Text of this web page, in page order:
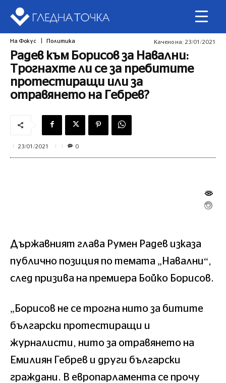
На Фокус Политика Качено на: 23/01/2021
Радев към Борисов за Навални:
Трогнахте ли се за пребитите
протестиращи или за
отравянето на Гебрев?
23/01/2021 0
Държавният глава Румен Радев изказа
публично позиция по темата „Навални“,
след призива на премиера Бойко Борисов.
„Борисов не се трогна нито за битите
български протестиращи и
журналисти, нито за отравянето на
Емилиян Гебрев и други български
граждани. В европарламента се прочу